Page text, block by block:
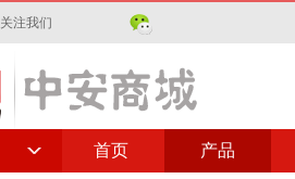
关注我们
首页 产品